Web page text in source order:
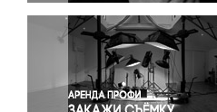
Светская жизнь
Спорт
Экология
Экономика и бизнес